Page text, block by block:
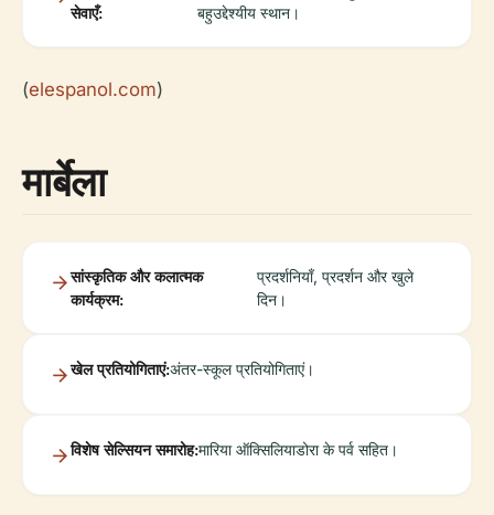
सेवाएँ:
बहुउद्देश्यीय स्थान।
(elespanol.com)
मार्बेला
सांस्कृतिक और कलात्मक
कार्यक्रम:
प्रदर्शनियाँ, प्रदर्शन और खुले
दिन।
खेल प्रतियोगिताएं:अंतर-स्कूल प्रतियोगिताएं।
विशेष सेल्सियन समारोह:मारिया ऑक्सिलियाडोरा के पर्व सहित।